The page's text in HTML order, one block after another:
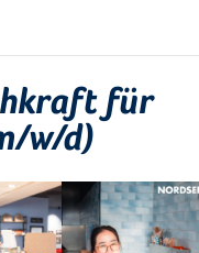
für
w/d)